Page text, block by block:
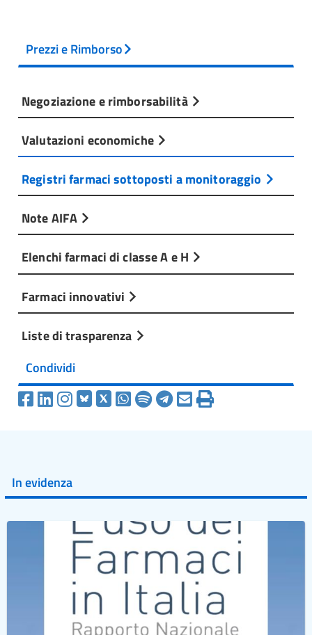
Prezzi e Rimborso
Negoziazione e rimborsabilità
Valutazioni economiche
Registri farmaci sottoposti a monitoraggio
Note AIFA
Elenchi farmaci di classe A e H
Farmaci innovativi
Liste di trasparenza
Condividi
In evidenza